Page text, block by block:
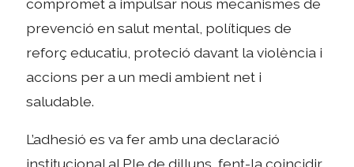
compromet a impulsar nous mecanismes de
prevenció en salut mental, polítiques de
reforç educatiu, proteció davant la violència i
accions per a un medi ambient net i
saludable.
L’adhesió es va fer amb una declaració